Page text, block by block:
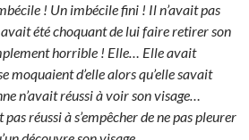
! Un imbécile fini ! Il n’avait pas
été choquant de lui faire retirer son
horrible ! Elle… Elle avait
moquaient d’elle alors qu’elle savait
n’avait réussi à voir son visage…
réussi à s’empêcher de ne pas pleurer